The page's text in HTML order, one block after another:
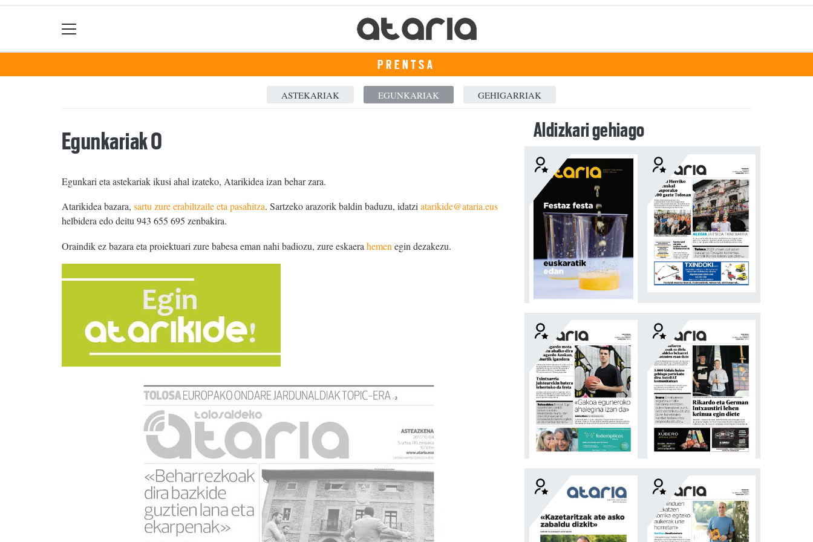
PRENTSA
ASTEKARIAK EGUNKARIAK GEHIGARRIAK
Egunkariak 0
Egunkari eta astekariak ikusi ahal izateko, Atarikidea izan behar zara.
Atarikidea bazara, sartu zure erabiltzaile eta pasahitza. Sartzeko arazorik baldin baduzu, idatziatarikide@ataria.eus
helbidera edo deitu 943 655 695 zenbakira.
Oraindik ez bazara eta proiektuari zure babesa eman nahi badiozu, zure eskaera hemen egin dezakezu.
Aldizkari gehiago